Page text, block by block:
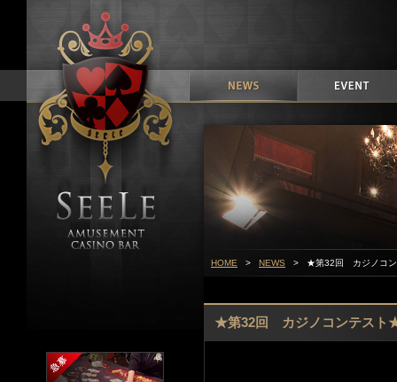
HOME > NEWS > ★第32回 カジノコン
★第32回 カジノコンテスト